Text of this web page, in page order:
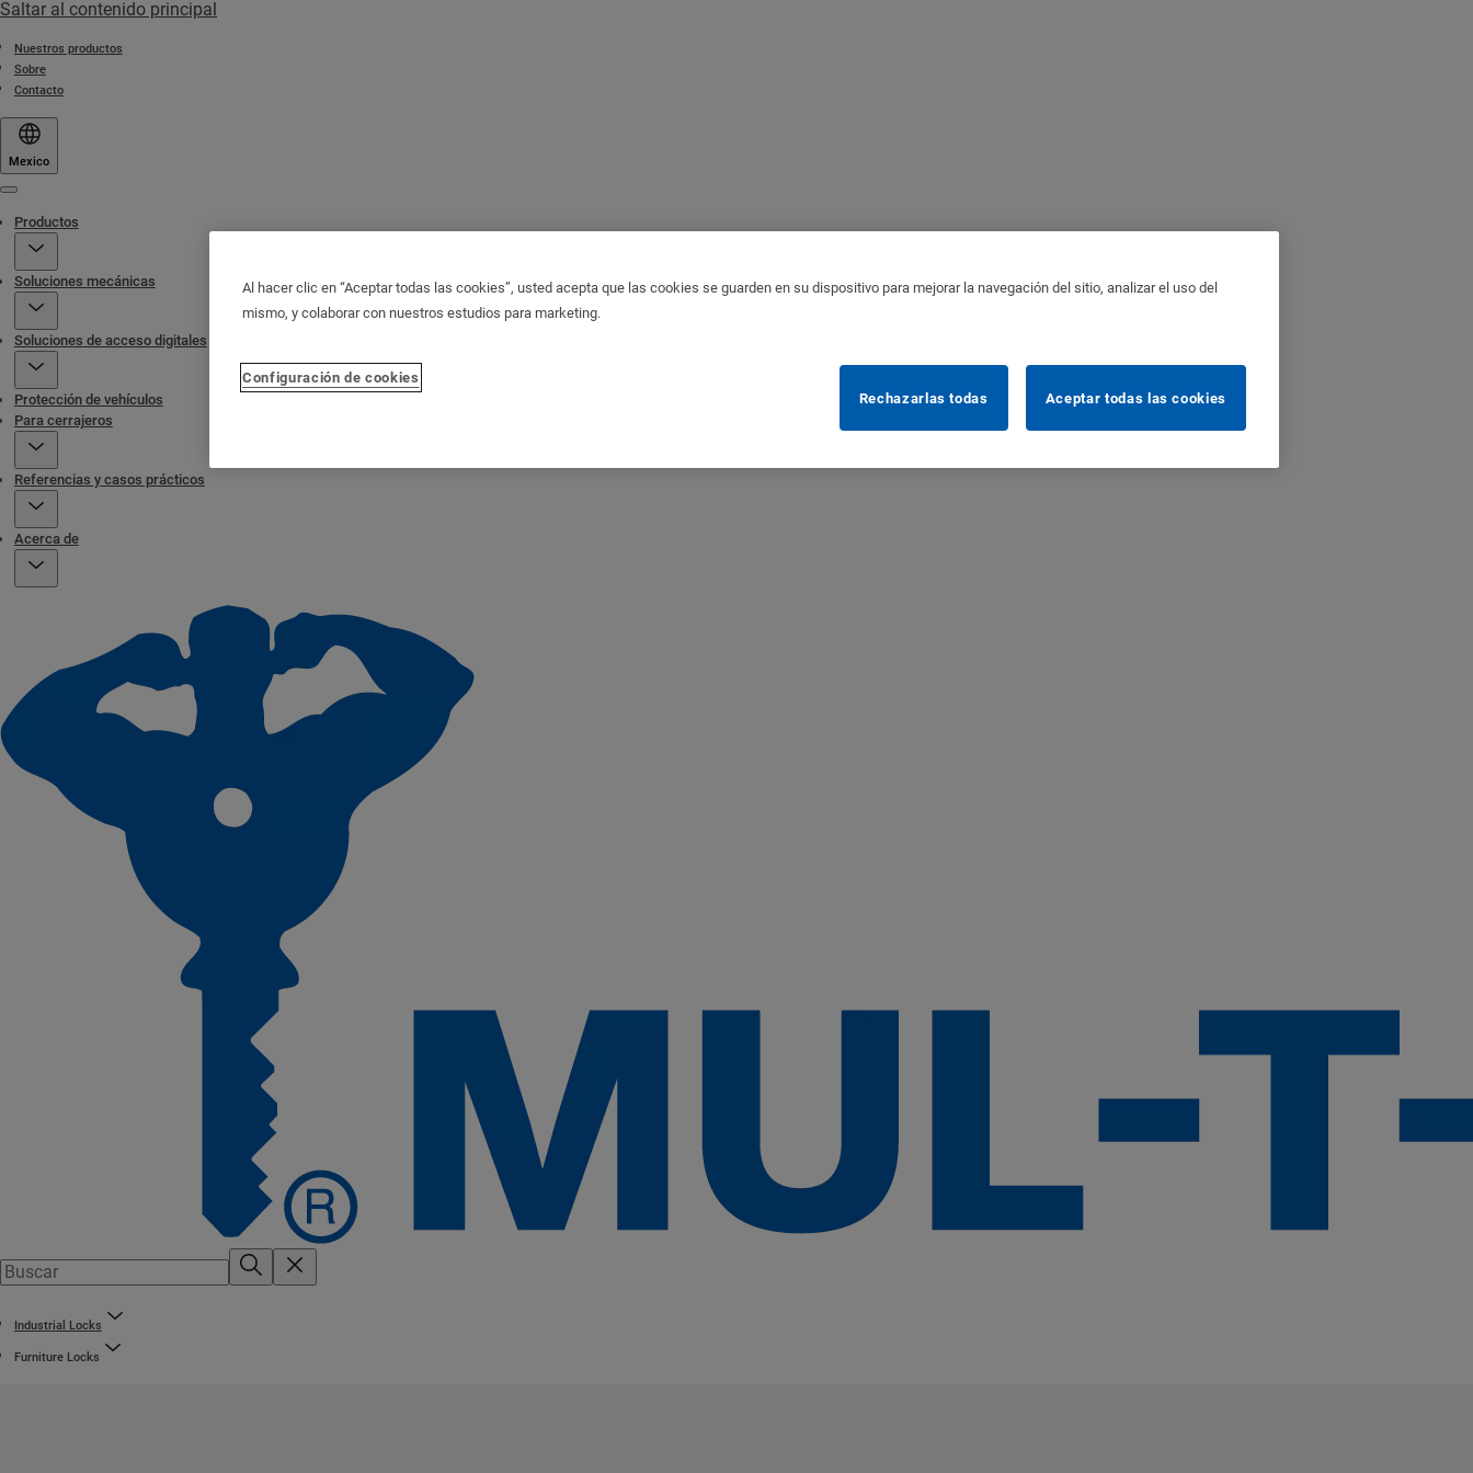
Saltar al contenido principal
Nuestros productos
Sobre
Contacto
Mexico
Productos
Soluciones mecánicas
Soluciones de acceso digitales
Protección de vehículos
Para cerrajeros
Referencias y casos prácticos
Acerca de
Industrial Locks
Furniture Locks
Al hacer clic en “Aceptar todas las cookies”, usted acepta que las cookies se guarden en su dispositivo para mejorar la navegación del sitio, analizar el uso del
mismo, y colaborar con nuestros estudios para marketing.
Configuración de cookies
Rechazarlas todas
Aceptar todas las cookies